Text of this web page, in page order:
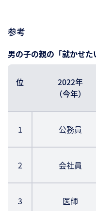
参考
男の子の親の「就かせた
位
2022年
（今年）
1 公務員
2 会社員
3 医師